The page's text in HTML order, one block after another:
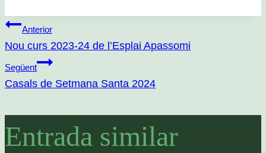
Navegació
d'entrades
Anterior
Nou curs 2023-24 de l’Esplai Apassomi
Següent
Casals de Setmana Santa 2024
Entrada similar